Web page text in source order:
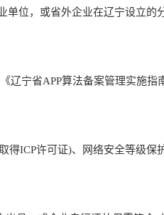
位，或省外企业在辽宁设立的
宁省APP算法备案管理实施指
ICP许可证)、网络安全等级保